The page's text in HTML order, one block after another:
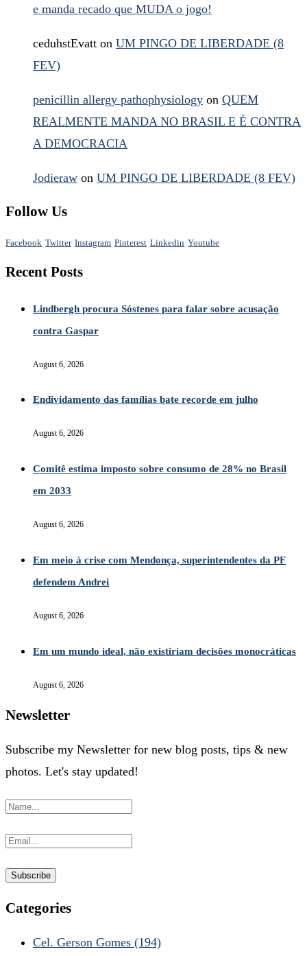
e manda recado que MUDA o jogo!
ceduhstEvatt on UM PINGO DE LIBERDADE (8
FEV)
penicillin allergy pathophysiology on QUEM
REALMENTE MANDA NO BRASIL E É CONTRA
A DEMOCRACIA
Jodieraw on UM PINGO DE LIBERDADE (8 FEV)
Follow Us
Facebook Twitter Instagram Pinterest Linkedin Youtube
Recent Posts
Lindbergh procura Sóstenes para falar sobre acusação
contra Gaspar
August 6, 2026
Endividamento das famílias bate recorde em julho
August 6, 2026
Comitê estima imposto sobre consumo de 28% no Brasil
em 2033
August 6, 2026
Em meio à crise com Mendonça, superintendentes da PF
defendem Andrei
August 6, 2026
Em um mundo ideal, não existiriam decisões monocráticas
August 6, 2026
Newsletter
Subscribe my Newsletter for new blog posts, tips & new
photos. Let's stay updated!
Categories
Cel. Gerson Gomes (194)